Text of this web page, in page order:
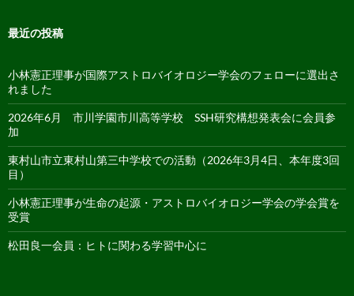
最近の投稿
小林憲正理事が国際アストロバイオロジー学会のフェローに選出さ
れました
2026年6月 市川学園市川高等学校 SSH研究構想発表会に会員参
加
東村山市立東村山第三中学校での活動（2026年3月4日、本年度3回
目）
小林憲正理事が生命の起源・アストロバイオロジー学会の学会賞を
受賞
松田良一会員：ヒトに関わる学習中心に